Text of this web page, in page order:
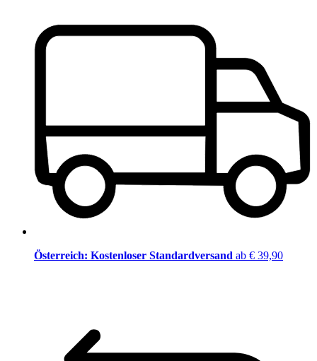
Österreich: Kostenloser Standardversand ab € 39,90